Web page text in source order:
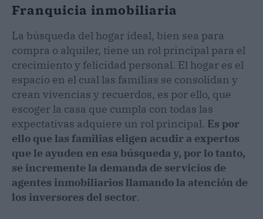
Franquicia inmobiliaria
La búsqueda del hogar ideal, bien sea para
compra o alquiler, tiene un rol principal para el
crecimiento y felicidad personal. El hogar es el
espacio en el cual las familias se consolidan y
crean vivencias y recuerdos, es por ello, que
escoger la casa que cumpla con todas las
expectativas adquiere un rol principal. Es por
ello que las familias eligen acudir a expertos
que le ayuden en esa búsqueda y, por lo tanto,
se incremente la demanda de servicios de
agentes inmobiliarios llamando la atención de
los inversores del sector.